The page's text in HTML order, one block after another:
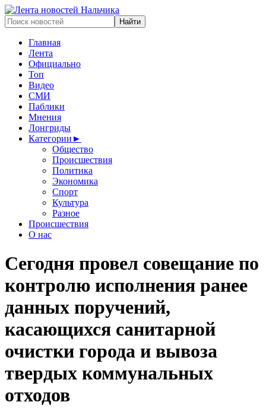
Главная
Лента
Официально
Топ
Видео
СМИ
Паблики
Мнения
Лонгриды
Категории ►
Общество
Происшествия
Политика
Экономика
Спорт
Культура
Разное
Происшествия
О нас
Сегодня провел совещание по
контролю исполнения ранее
данных поручений,
касающихся санитарной
очистки города и вывоза
твердых коммунальных
отходов